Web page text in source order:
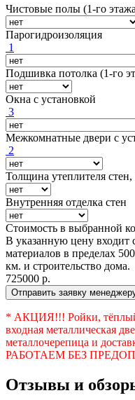
Чистовые полы (1-го
Парогидроизоляция
1
Подшивка потолка (1-го
Окна с установкой
3
Межкомнатные двери с
2
Толщина утеплителя стен,
Внутренняя отделка стен
Стоимость в выбранной
В указанную цену входит
материалов в пределах
км. и строительство дома.
725000 р.
Отправить заявку
* АКЦИЯ!!! Ройки, тёплый
входная металлическая
металлочерепица и
РАБОТАЕМ БЕЗ
Отзывы и